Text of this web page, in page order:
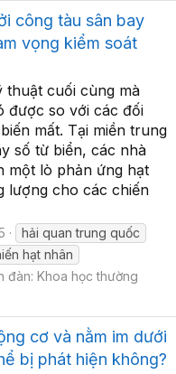
công tàu sân bay
vọng kiểm soát
thuật cuối cùng mà
được so với các đối
mất. Tại miền trung
số từ biển, các nhà
một lò phản ứng hạt
lượng cho các chiến
hải quan trung quốc
hạt nhân
đàn: Khoa học thường
cơ và nằm im dưới
bị phát hiện không?